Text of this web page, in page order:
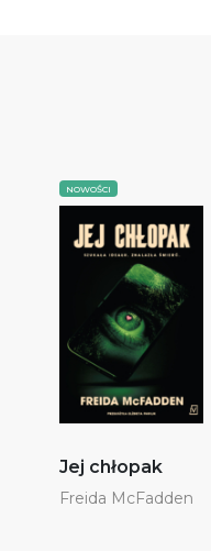
NOWOŚCI
Jej chłopak
Freida McFadden